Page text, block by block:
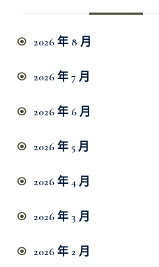
2026 年 8 月
2026 年 7 月
2026 年 6 月
2026 年 5 月
2026 年 4 月
2026 年 3 月
2026 年 2 月